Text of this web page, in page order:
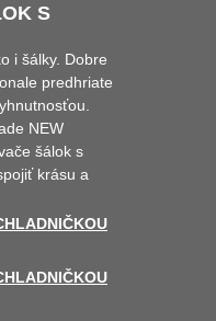
S
i šálky. Dobre
predhriate
NEW
šálok s
krásu a